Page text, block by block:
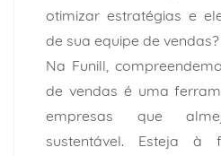
otimizar estratégias e
de sua equipe de vendas?
Na Funill,
de vendas é uma
empresas que
sustentável. Esteja à